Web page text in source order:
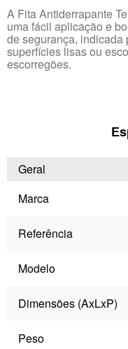
A Fita Antiderrapante
uma fácil aplicação e
de segurança, indicada
superfícies lisas ou
escorregões.
Geral
Marca
Referência
Modelo
Dimensões (AxLxP)
Peso